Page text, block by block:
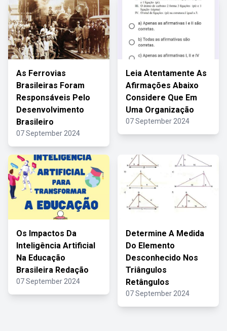
As Ferrovias
Brasileiras Foram
Responsáveis Pelo
Desenvolvimento
Brasileiro
07 September 2024
Leia Atentamente As
Afirmações Abaixo
Considere Que Em
Uma Organização
07 September 2024
Os Impactos Da
Inteligência Artificial
Na Educação
Brasileira Redação
07 September 2024
Determine A Medida
Do Elemento
Desconhecido Nos
Triângulos
Retângulos
07 September 2024